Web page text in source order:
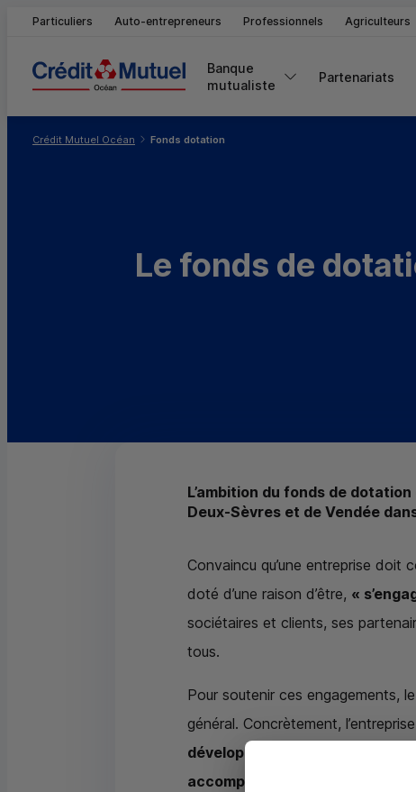
Particuliers Auto-entrepreneurs Professionnels Agriculteurs
Banque
mutualiste
Partenariats
Crédit Mutuel Océan Fonds dotation
Le fonds de
L’ambition du fonds de
Deux-Sèvres et de Vendée
Convaincu qu’une entreprise doit
doté d’une raison d’être, «
sociétaires et clients, ses
tous.
Pour soutenir ces engagements,
général. Concrètement,
développer la formation et
accompagner tous les clients